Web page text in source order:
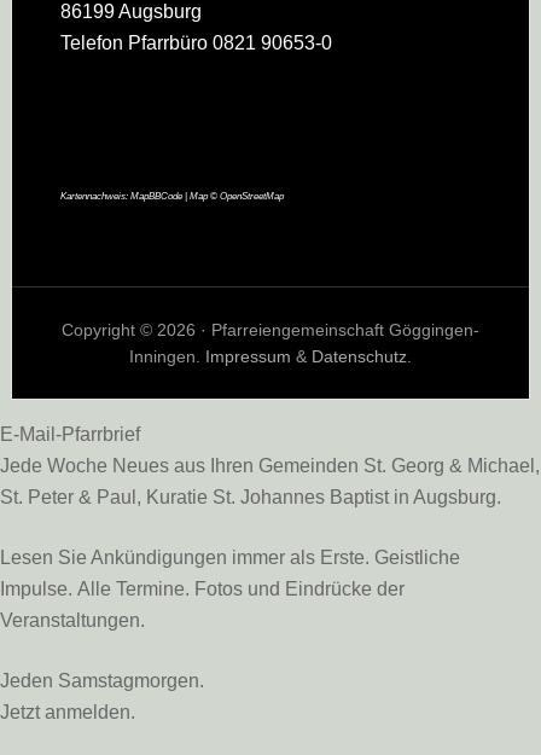
86199 Augsburg
Telefon Pfarrbüro 0821 90653-0
Kartennachweis: MapBBCode| Map © OpenStreetMap
Copyright © 2026 · Pfarreiengemeinschaft Göggingen-
Inningen. Impressum & Datenschutz.
E-Mail-Pfarrbrief
Jede Woche Neues aus Ihren Gemeinden St. Georg & Michael,
St. Peter & Paul, Kuratie St. Johannes Baptist in Augsburg.
Lesen Sie Ankündigungen immer als Erste. Geistliche
Impulse. Alle Termine. Fotos und Eindrücke der
Veranstaltungen.
Jeden Samstagmorgen.
Jetzt anmelden.